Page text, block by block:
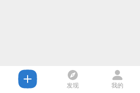
发现 我的